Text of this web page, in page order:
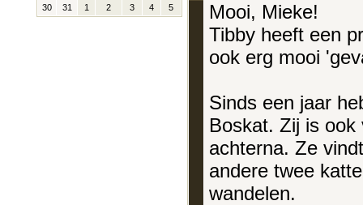
Mooi, Mieke!
Tibby heeft een
ook erg mooi
Sinds een jaar
Boskat. Zij is ook
achterna. Ze
andere twee
wandelen.
30
31 1 2 3 4 5